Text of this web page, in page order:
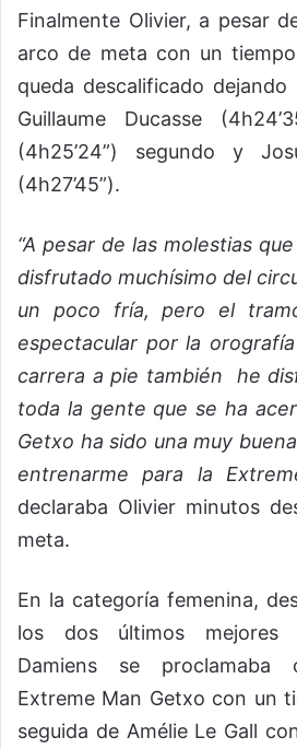
Finalmente Olivier, a pesar
arco de meta con un tiempo
queda descalificado
Guillaume Ducasse
(4h25’24”) segundo y
(4h27’45”).
“A pesar de las molestias
disfrutado muchísimo del
un poco fría, pero el
espectacular por la
carrera a pie también he
toda la gente que se ha
Getxo ha sido una muy buena
entrenarme para la
declaraba Olivier minutos
meta.
En la categoría femenina,
los dos últimos mejores
Damiens se proclamaba
Extreme Man Getxo con un
seguida de Amélie Le Gall